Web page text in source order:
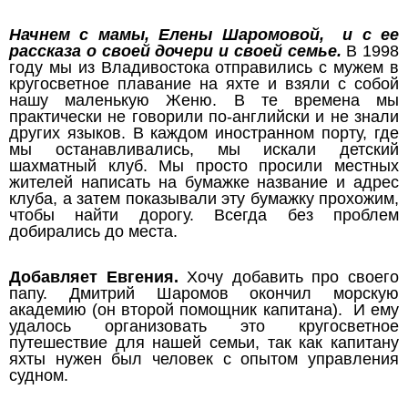
Начнем с мамы, Елены Шаромовой, и с ее
рассказа о своей дочери и своей семье. В 1998
году мы из Владивостока отправились с мужем в
кругосветное плавание на яхте и взяли с собой
нашу маленькую Женю. В те времена мы
практически не говорили по-английски и не знали
других языков. В каждом иностранном порту, где
мы останавливались, мы искали детский
шахматный клуб. Мы просто просили местных
жителей написать на бумажке название и адрес
клуба, а затем показывали эту бумажку прохожим,
чтобы найти дорогу. Всегда без проблем
добирались до места.
Добавляет Евгения. Хочу добавить про своего
папу. Дмитрий Шаромов окончил морскую
академию (он второй помощник капитана). И ему
удалось организовать это кругосветное
путешествие для нашей семьи, так как капитану
яхты нужен был человек с опытом управления
судном.